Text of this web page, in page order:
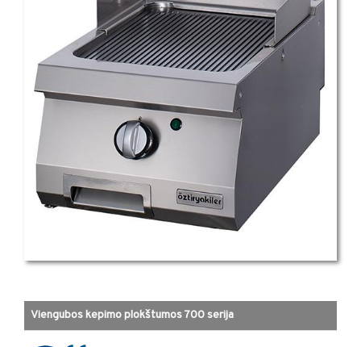
Viengubos kepimo plokštumos 700 serija